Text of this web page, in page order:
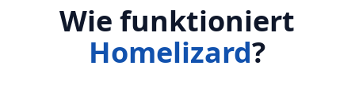
Wie funktioniert
Homelizard?